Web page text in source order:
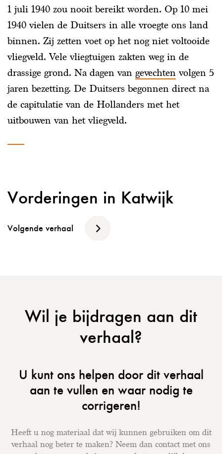
1 juli 1940 zou nooit bereikt worden. Op 10 mei
1940 vielen de Duitsers in alle vroegte ons land
binnen. Zij zetten voet op het nog niet voltooide
vliegveld. Vele vliegtuigen zakten weg in de
drassige grond. Na dagen van gevechten volgen 5
jaren bezetting. De Duitsers begonnen direct na
de capitulatie van de Hollanders met het
uitbouwen van het vliegveld.
Vorderingen in Katwijk
Volgende verhaal
Wil je bijdragen aan dit
verhaal?
U kunt ons helpen door dit verhaal
aan te vullen en waar nodig te
corrigeren!
Heeft u nog materiaal dat wij kunnen gebruiken om dit
verhaal nog beter te maken? Neem dan contact met ons